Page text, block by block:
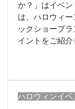
か？」はイベ
は、ハロウィ
ックショープ
イントをご紹介
ハロウィンイ